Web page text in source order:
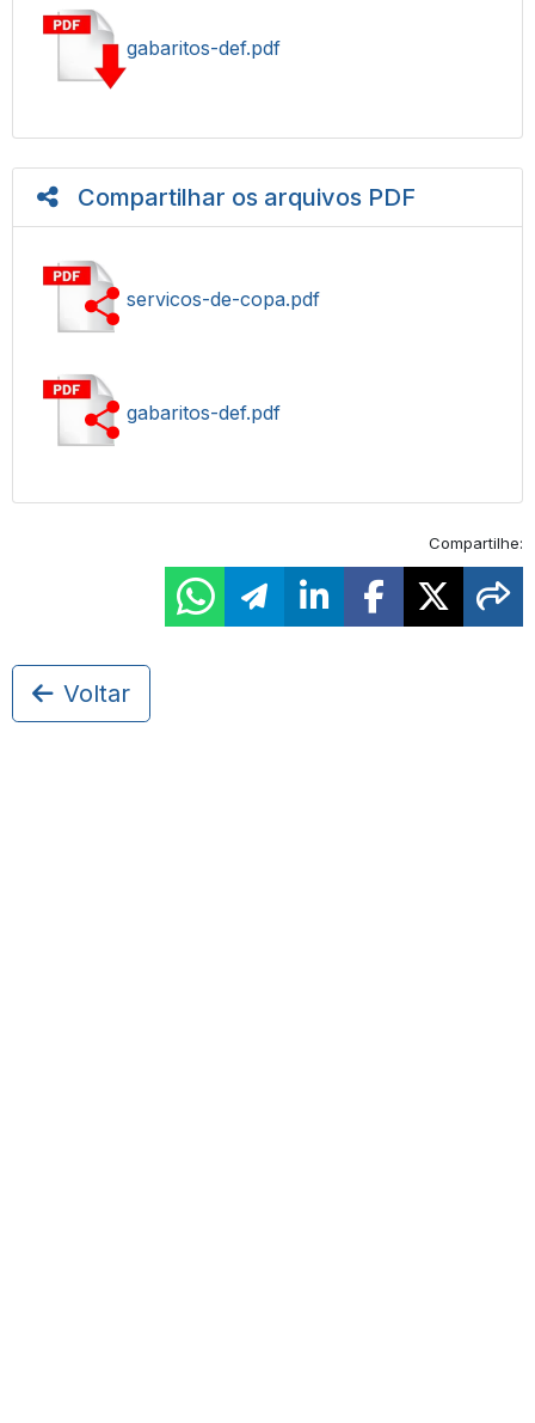
gabaritos-def.pdf
Compartilhar os arquivos PDF
servicos-de-copa.pdf
gabaritos-def.pdf
Compartilhe:
Voltar